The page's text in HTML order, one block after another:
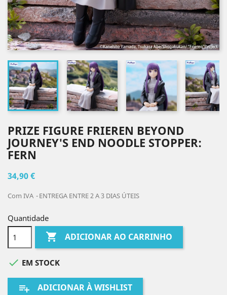
PRIZE FIGURE FRIEREN BEYOND
JOURNEY'S END NOODLE STOPPER:
FERN
34,90 €
Com IVA ENTREGA ENTRE 2 A 3 DIAS ÚTEIS
Quantidade
 ADICIONAR AO CARRINHO
 EM STOCK
playlist_add ADICIONAR À WISHLIST